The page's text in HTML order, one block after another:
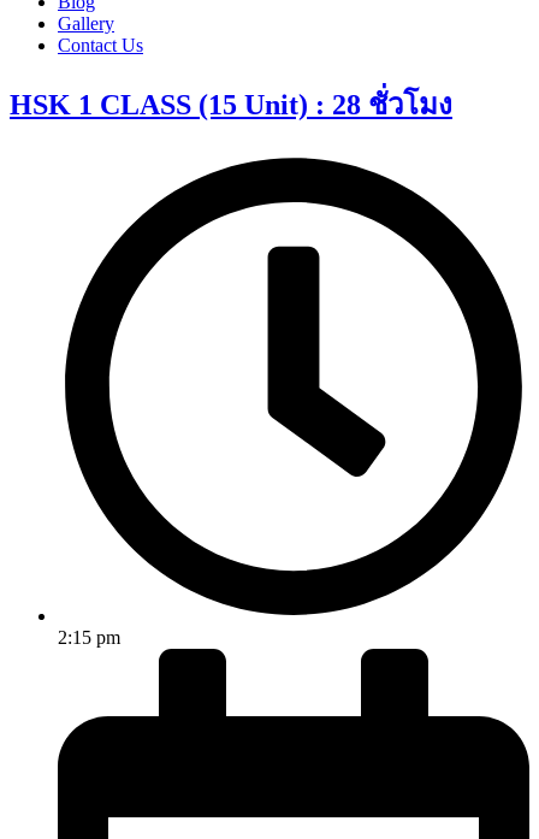
Gallery
Contact Us
HSK 1 CLASS (15 Unit) : 28 ชั่วโมง
2:15 pm